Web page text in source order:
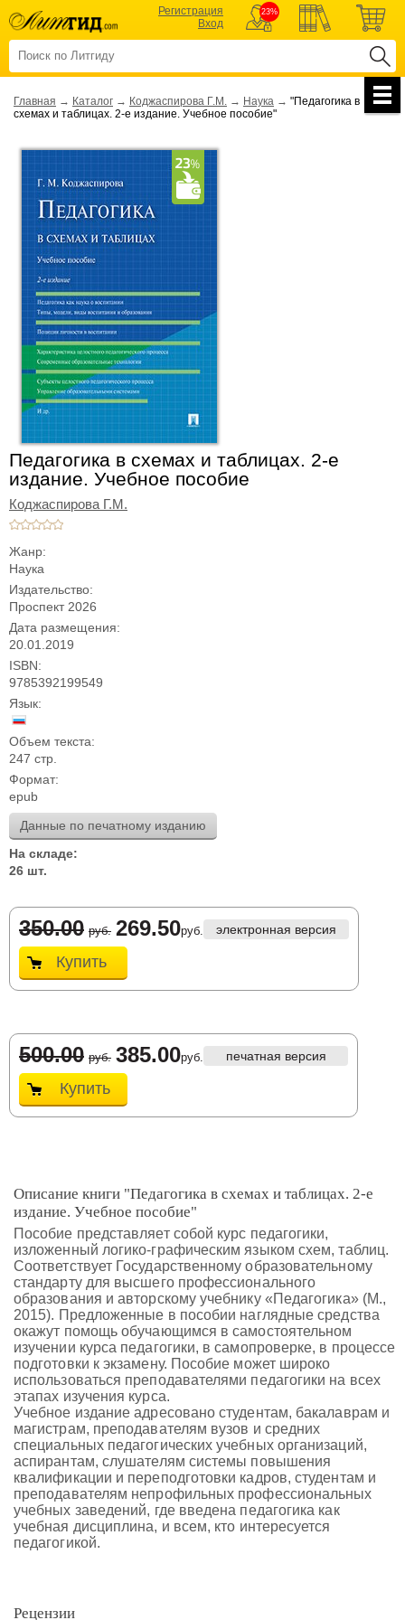
Регистрация
Вход
23%
Главная → Каталог → Коджаспирова Г.М. → Наука → "Педагогика в
схемах и таблицах. 2-е издание. Учебное пособие"
Педагогика в схемах и таблицах. 2-е
издание. Учебное пособие
Коджаспирова Г.М.
Жанр:
Наука
Издательство:
Проспект 2026
Дата размещения:
20.01.2019
ISBN:
9785392199549
Язык:
Объем текста:
247 стр.
Формат:
epub
Данные по печатному изданию
На складе:
26 шт.
350.00 руб. 269.50руб. электронная версия
Купить
500.00 руб. 385.00руб. печатная версия
Купить
Описание книги "Педагогика в схемах и таблицах. 2-е
издание. Учебное пособие"
Пособие представляет собой курс педагогики,
изложенный логико-графическим языком схем, таблиц.
Соответствует Государственному образовательному
стандарту для высшего профессионального
образования и авторскому учебнику «Педагогика» (М.,
2015). Предложенные в пособии наглядные средства
окажут помощь обучающимся в самостоятельном
изучении курса педагогики, в самопроверке, в процессе
подготовки к экзамену. Пособие может широко
использоваться преподавателями педагогики на всех
этапах изучения курса.
Учебное издание адресовано студентам, бакалаврам и
магистрам, преподавателям вузов и средних
специальных педагогических учебных организаций,
аспирантам, слушателям системы повышения
квалификации и переподготовки кадров, студентам и
преподавателям непрофильных профессиональных
учебных заведений, где введена педагогика как
учебная дисциплина, и всем, кто интересуется
педагогикой.
Рецензии